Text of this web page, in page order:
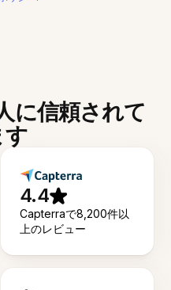
に信頼されて
す
4.4
Capterraで8,200件以
上のレビュー